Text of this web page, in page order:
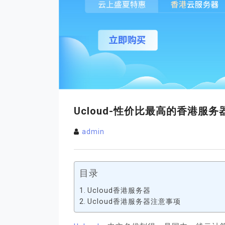
Ucloud-性价比最高的香港服务
admin
目录
Ucloud香港服务器
Ucloud香港服务器注意事项